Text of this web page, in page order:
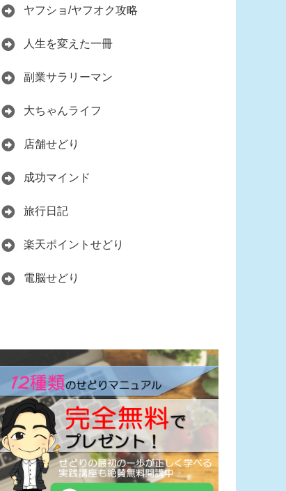
ヤフショ/ヤフオク攻略
人生を変えた一冊
副業サラリーマン
大ちゃんライフ
店舗せどり
成功マインド
旅行日記
楽天ポイントせどり
電脳せどり